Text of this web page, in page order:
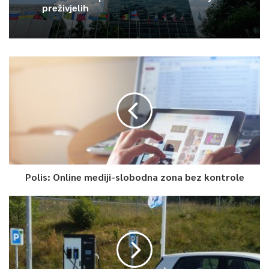
pasarelom Kampus ne bi povezali s drugim dijelom
Univerziteta koji se nalazi preko glavne ceste? Zašto to
sve ne bi spojili sa pješačkom zonom u Vilsonovom šetalištu”,
Izrazio je nadu da će građani ovo prepoznati kao jedan od
najznačajnijih razvojnih projekata u BiH.
“Infrastruktura za naučnu, studentsku i lokalnu zajednicu koju
možemo na tom mjestu sagraditi u narednih nekoliko godina
može postati jedan od novih simbola Sarajeva i razlog zašto
neko želi doći da živi i stvara u Sarajevu”, kazao je premijer
Forto.
Matt Lally iz britanske kompanije “Arup”, koja sa lokalnim
partnerima radi kao konsultant na realizaciji Projekta, pohvalio
je koordinaciju institucija te kazao da se raduje saradnji. Za
master plan je kazao da će biti fantastičan, jer će sadržavati
preživjelih
Polis: Online mediji-slobodna zona bez kontrole